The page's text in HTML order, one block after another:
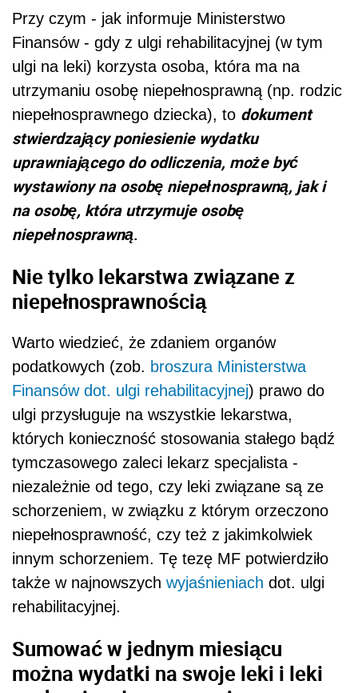
Przy czym - jak informuje Ministerstwo
Finansów - gdy z ulgi rehabilitacyjnej (w tym
ulgi na leki) korzysta osoba, która ma na
utrzymaniu osobę niepełnosprawną (np. rodzic
niepełnosprawnego dziecka), to dokument
stwierdzający poniesienie wydatku
uprawniającego do odliczenia, może być
wystawiony na osobę niepełnosprawną, jak i
na osobę, która utrzymuje osobę
niepełnosprawną.
Nie tylko lekarstwa związane z
niepełnosprawnością
Warto wiedzieć, że zdaniem organów
podatkowych (zob. broszura Ministerstwa
Finansów dot. ulgi rehabilitacyjnej) prawo do
ulgi przysługuje na wszystkie lekarstwa,
których konieczność stosowania stałego bądź
tymczasowego zaleci lekarz specjalista -
niezależnie od tego, czy leki związane są ze
schorzeniem, w związku z którym orzeczono
niepełnosprawność, czy też z jakimkolwiek
innym schorzeniem. Tę tezę MF potwierdziło
także w najnowszych wyjaśnieniach dot. ulgi
rehabilitacyjnej.
Sumować w jednym miesiącu
można wydatki na swoje leki i leki